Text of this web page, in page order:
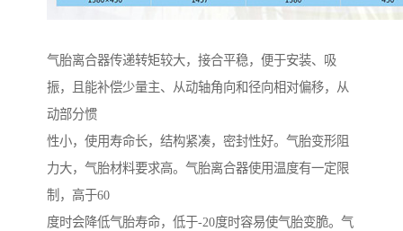
气胎离合器传递转矩较大，接合平稳，便于安装、吸
振，且能补偿少量主、从动轴角向和径向相对偏移，从
动部分惯
性小，使用寿命长，结构紧凑，密封性好。气胎变形阻
力大，气胎材料要求高。气胎离合器使用温度有一定限
制，高于60
度时会降低气胎寿命，低于-20度时容易使气胎变脆。气